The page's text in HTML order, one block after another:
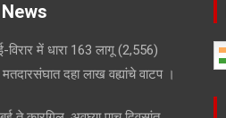
विरार में धारा 163 लागू (2,556)
दहा लाख वह्यांचे वाटप ।